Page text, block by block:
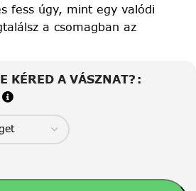
fess úgy, mint egy valódi
a csomagban az
KÉRED A VÁSZNAT?